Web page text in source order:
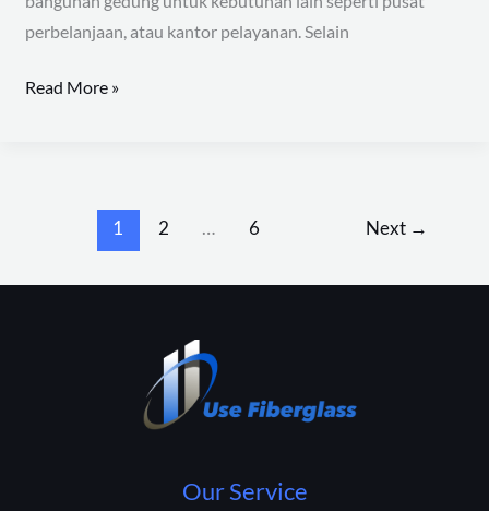
perbelanjaan, atau kantor pelayanan. Selain
Read More »
1 2 … 6 Next →
Our Service